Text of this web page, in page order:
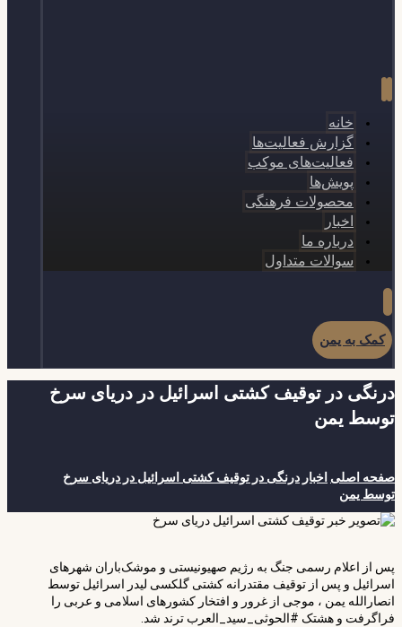
خانه
گزارش فعالیت‌ها
فعالیت‌های موکب
پویش‌ها
محصولات فرهنگی
اخبار
درباره ما
سوالات متداول
کمک به یمن
درنگی در توقیف کشتی‌ اسرائیل در دریای سرخ
توسط یمن
صفحه اصلی اخبار درنگی در توقیف کشتی‌ اسرائیل در دریای سرخ
توسط یمن
پس از اعلام رسمی جنگ به رژیم صهیونیستی و موشک‌باران شهرهای
اسرائیل و پس از توقیف مقتدرانه کشتی گلکسی لیدر اسرائیل توسط
انصارالله یمن ، موجی از غرور و افتخار کشورهای اسلامی و عربی را
فراگرفت و هشتک #الحوثی_سید_العرب ترند شد.